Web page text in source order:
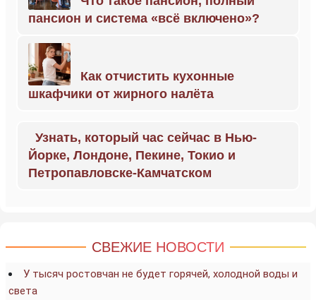
пансион и система «всё включено»?
Как отчистить кухонные
шкафчики от жирного налёта
Узнать, который час сейчас в Нью-
Йорке, Лондоне, Пекине, Токио и
Петропавловске-Камчатском
СВЕЖИЕ НОВОСТИ
У тысяч ростовчан не будет горячей, холодной воды и
света